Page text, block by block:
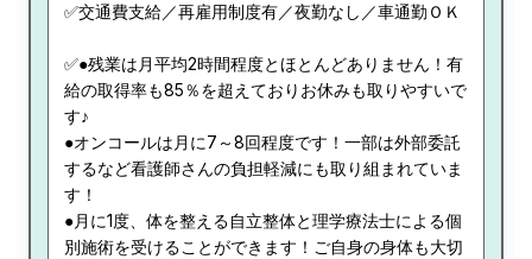
✅交通費支給／再雇用制度有／夜勤なし／車通勤ＯＫ
✅●残業は月平均2時間程度とほとんどありません！有
給の取得率も85％を超えておりお休みも取りやすいで
す♪
●オンコールは月に7～8回程度です！一部は外部委託
するなど看護師さんの負担軽減にも取り組まれていま
す！
●月に1度、体を整える自立整体と理学療法士による個
別施術を受けることができます！ご自身の身体も大切